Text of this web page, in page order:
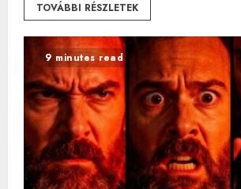
TOVÁBBI RÉSZLETEK
9 minutes read